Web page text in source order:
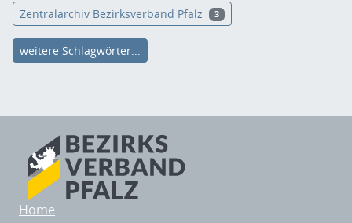
Zentralarchiv Bezirksverband Pfalz 3
weitere Schlagwörter...
Home